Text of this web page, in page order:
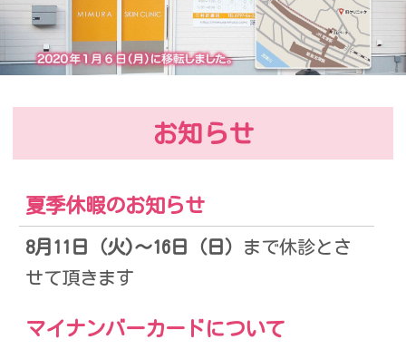
お知らせ
夏季休暇のお知らせ
8月11日（火)〜16日（日） まで休診とさ
せて頂きます
マイナンバーカードについて